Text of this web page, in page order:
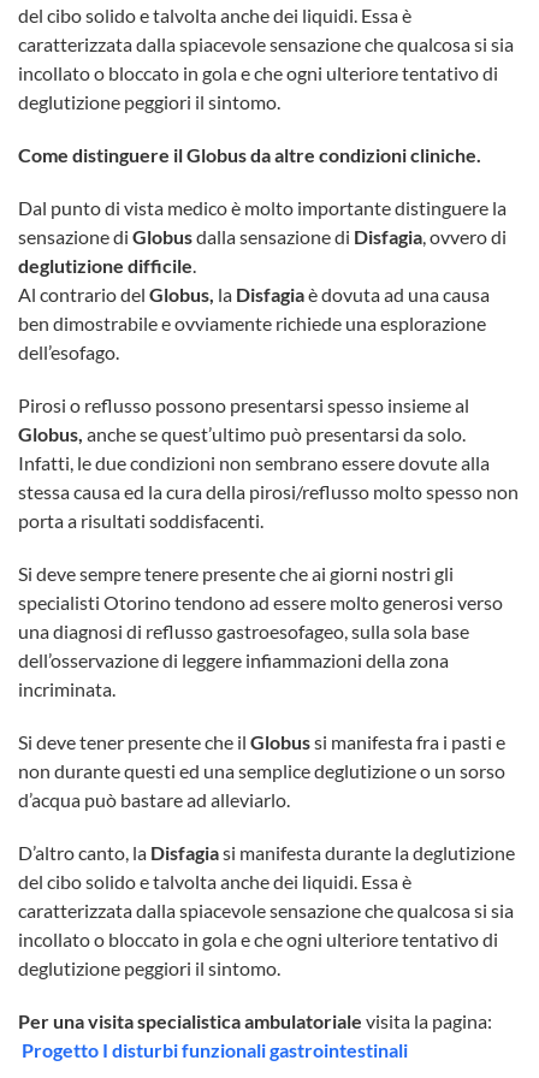
del cibo solido e talvolta anche dei liquidi. Essa è
caratterizzata dalla spiacevole sensazione che qualcosa si sia
incollato o bloccato in gola e che ogni ulteriore tentativo di
deglutizione peggiori il sintomo.
Come distinguere il Globus da altre condizioni cliniche.
Dal punto di vista medico è molto importante distinguere la
sensazione di Globusdalla sensazione di Disfagia, ovvero di
deglutizione difficile.
Al contrario del Globus, la Disfagiaè dovuta ad una causa
ben dimostrabile e ovviamente richiede una esplorazione
dell’esofago.
Pirosi o reflusso possono presentarsi spesso insieme al
Globus, anche se quest’ultimo può presentarsi da solo.
Infatti, le due condizioni non sembrano essere dovute alla
stessa causa ed la cura della pirosi/reflusso molto spesso non
porta a risultati soddisfacenti.
Si deve sempre tenere presente che ai giorni nostri gli
specialisti Otorino tendono ad essere molto generosi verso
una diagnosi di reflusso gastroesofageo, sulla sola base
dell’osservazione di leggere infiammazioni della zona
incriminata.
Si deve tener presente che il Globussi manifesta fra i pasti e
non durante questi ed una semplice deglutizione o un sorso
d’acqua può bastare ad alleviarlo.
D’altro canto, la Disfagiasi manifesta durante la deglutizione
del cibo solido e talvolta anche dei liquidi. Essa è
caratterizzata dalla spiacevole sensazione che qualcosa si sia
incollato o bloccato in gola e che ogni ulteriore tentativo di
deglutizione peggiori il sintomo.
Per una visita specialistica ambulatoriale visita la pagina:
Progetto I disturbi funzionali gastrointestinali